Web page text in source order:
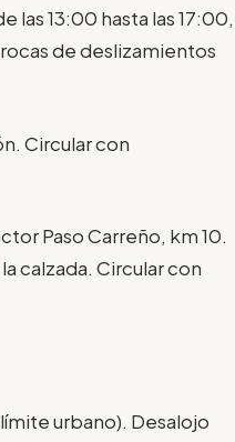
las 13:00 hasta las 17:00,
de deslizamientos
Circular con
Paso Carreño, km 10.
calzada. Circular con
urbano). Desalojo